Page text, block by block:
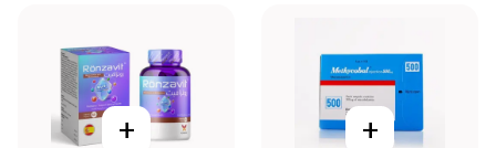
+
+